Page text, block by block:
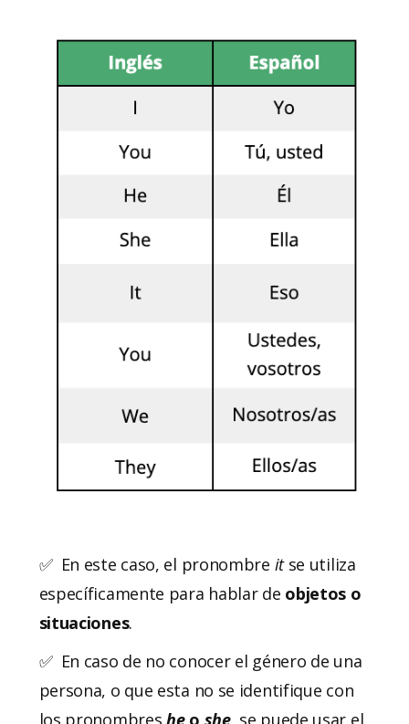
✅ En este caso, el pronombre it se utiliza
específicamente para hablar de objetos o
situaciones.
✅ En caso de no conocer el género de una
persona, o que esta no se identifique con
los pronombreshe o she, se puede usar el